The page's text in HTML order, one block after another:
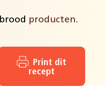
brood producten.
recept